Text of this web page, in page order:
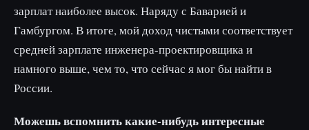
зарплат наиболее высок. Наряду с Баварией и
Гамбургом. В итоге, мой доход чистыми соответствует
средней зарплате инженера-проектировщика и
намного выше, чем то, что сейчас я мог бы найти в
России.
Можешь вспомнить какие-нибудь интересные